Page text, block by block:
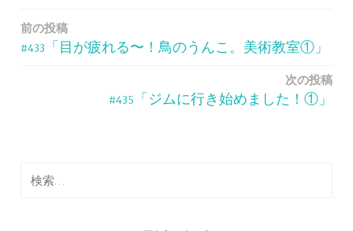
投
ー
前の投稿
#433「目が疲れる〜！鳥のうんこ。美術教室①」
次の投稿
#435「ジムに行き始めました！①」
検